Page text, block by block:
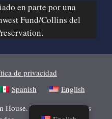
en parte por una
Fund/Collins del
de privacidad
Spanish
English
Todos los derechos